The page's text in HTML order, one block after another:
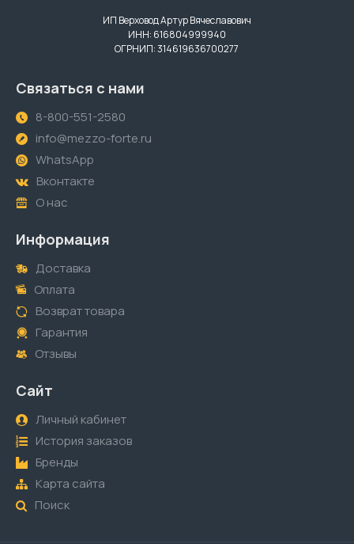
ИП Верховод Артур Вячеславович
ИНН: 616804999940
ОГРНИП: 314619636700277
Связаться с нами
8-800-551-2580
info@mezzo-forte.ru
WhatsApp
Вконтакте
О нас
Информация
Доставка
Оплата
Возврат товара
Гарантия
Отзывы
Сайт
Личный кабинет
История заказов
Бренды
Карта сайта
Поиск